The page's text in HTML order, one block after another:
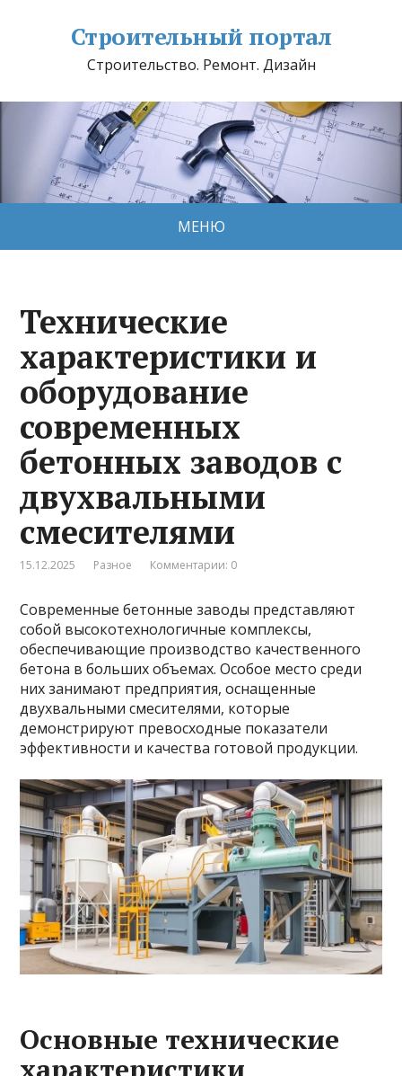
Строительный портал
Строительство. Ремонт. Дизайн
МЕНЮ
Технические
характеристики и
оборудование
современных
бетонных заводов с
двухвальными
смесителями
15.12.2025 Разное Комментарии: 0
Современные бетонные заводы представляют
собой высокотехнологичные комплексы,
обеспечивающие производство качественного
бетона в больших объемах. Особое место среди
них занимают предприятия, оснащенные
двухвальными смесителями, которые
демонстрируют превосходные показатели
эффективности и качества готовой продукции.
Основные технические
характеристики